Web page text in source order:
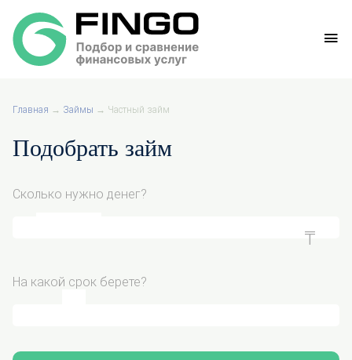
Главная → Займы → Частный займ
Подобрать займ
Сколько нужно денег?
На какой срок берете?